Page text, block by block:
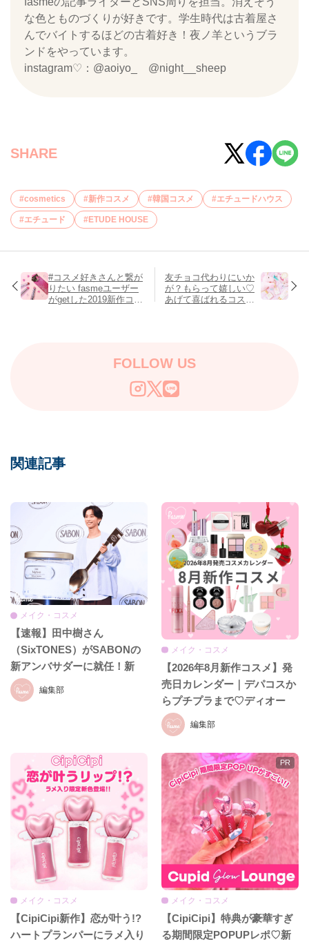
な色とものづくりが好きです。学生時代は古着屋さ
んでバイトするほどの古着好き！夜ノ羊というブラ
ンドをやっています。
instagram♡：@aoiyo_ @night__sheep
SHARE
cosmetics 新作コスメ 韓国コスメ エチュードハウス
エチュード ETUDE HOUSE
#コスメ好きさんと繋が
りたい fasmeユーザー
がgetした2019新作コス
友チョコ代わりにいか
が？もらって嬉しい♡
あげて喜ばれるコスメ
FOLLOW US
関連記事
編集部
メイク・コスメ
【速報】田中樹さん
（SixTONES）がSABONの
新アンバサダーに就任！新
CM初公開＆就任発表会をレ
ポ♡
編集部
メイク・コスメ
【2026年8月新作コスメ】発
売日カレンダー｜デパコスか
らプチプラまで♡ディオー
ル、イヴ・サンローラン、ケ
イト、セザンヌほか話題ブラ
ンドまとめ
メイク・コスメ
【CipiCipi新作】恋が叶う!?
ハートプランパーにラメ入り
メイク・コスメ
【CipiCipi】特典が豪華すぎ
る期間限定POPUPレポ♡新